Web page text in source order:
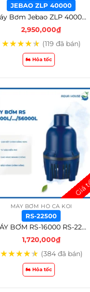
JEBAO ZLP 40000
Máy Bơm Jebao ZLP 40000 / 50000 / 60000/ 70000 – Jebao ZLP 40000
2,950,000₫
★★★★★ (119 đã bán)
🏍️ Hỏa tốc
MÁY BƠM HỒ CÁ KOI
RS-22500
MÁY BƠM RS-16000 RS-22500L | RS-25000L | RS-36000L | RS-40000L | RS-46000L | RS-56000L TẠT ĐỨNG CẤP NƯỚC CHO BỘ LỌC AO HỒ CÁ – RS-22500
1,720,000₫
★★★★★ (384 đã bán)
🏍️ Hỏa tốc